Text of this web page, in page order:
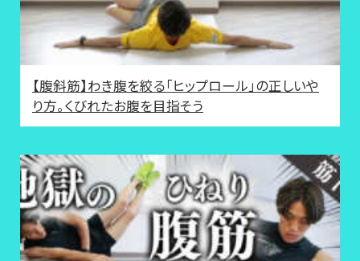
【腹斜筋】わき腹を絞る「ヒップロール」の正しいや
り方。くびれたお腹を目指そう